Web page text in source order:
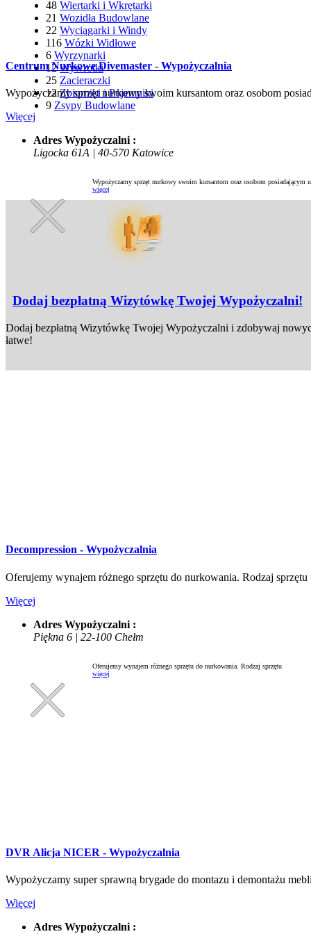
48 Wiertarki i Wkrętarki
21 Wozidła Budowlane
22 Wyciągarki i Windy
116 Wózki Widłowe
6 Wyrzynarki
12 Wywrotki
25 Zacieraczki
12 Zbiorniki i Pojemniki
9 Zsypy Budowlane
Centrum Nurkowe Divemaster - Wypożyczalnia
Wypożyczamy sprzęt nurkowy swoim kursantom oraz osobom
Więcej
Adres Wypożyczalni :
Ligocka 61A | 40-570 Katowice
Wypożyczamy sprzęt nurkowy swoim kursantom oraz osobom
więcej
Dodaj bezpłatną Wizytówkę Twojej Wypożyczalni!
Dodaj bezpłatną Wizytówkę Twojej Wypożyczalni i zdobywaj
łatwe!
Decompression - Wypożyczalnia
Oferujemy wynajem różnego sprzętu do
Więcej
Adres Wypożyczalni :
Piękna 6 | 22-100 Chełm
Oferujemy wynajem różnego sprzętu do
więcej
DVR Alicja NICER - Wypożyczalnia
Wypożyczamy super sprawną brygade do montazu i demontażu
Więcej
Adres Wypożyczalni :